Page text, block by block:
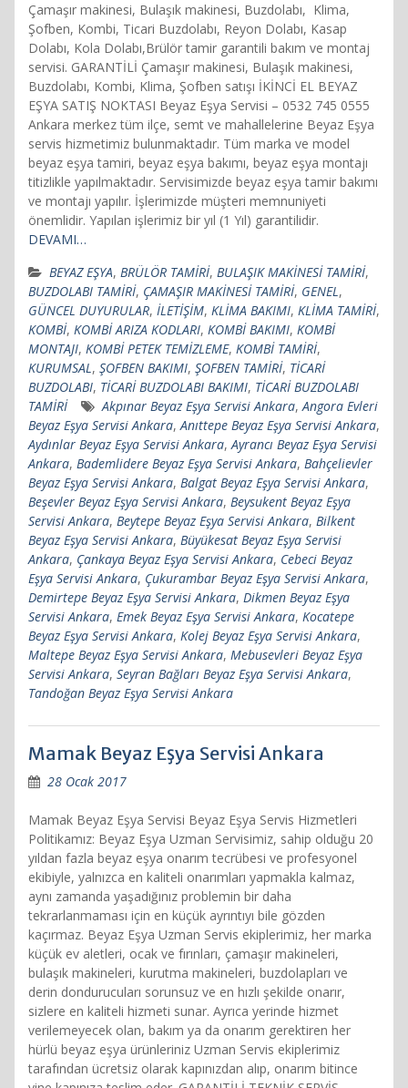
Çamaşır makinesi, Bulaşık makinesi, Buzdolabı, Klima,
Şofben, Kombi, Ticari Buzdolabı, Reyon Dolabı, Kasap
Dolabı, Kola Dolabı,Brülör tamir garantili bakım ve montaj
servisi. GARANTİLİ Çamaşır makinesi, Bulaşık makinesi,
Buzdolabı, Kombi, Klima, Şofben satışı İKİNCİ EL BEYAZ
EŞYA SATIŞ NOKTASI Beyaz Eşya Servisi – 0532 745 0555
Ankara merkez tüm ilçe, semt ve mahallelerine Beyaz Eşya
servis hizmetimiz bulunmaktadır. Tüm marka ve model
beyaz eşya tamiri, beyaz eşya bakımı, beyaz eşya montajı
titizlikle yapılmaktadır. Servisimizde beyaz eşya tamir bakımı
ve montajı yapılır. İşlerimizde müşteri memnuniyeti
önemlidir. Yapılan işlerimiz bir yıl (1 Yıl) garantilidir.
DEVAMI…
BEYAZ EŞYA, BRÜLÖR TAMİRİ, BULAŞIK MAKİNESİ TAMİRİ,
BUZDOLABI TAMİRİ, ÇAMAŞIR MAKİNESİ TAMİRİ, GENEL,
GÜNCEL DUYURULAR, İLETİŞİM, KLİMA BAKIMI, KLİMA TAMİRİ,
KOMBİ, KOMBİ ARIZA KODLARI, KOMBİ BAKIMI, KOMBİ
MONTAJI, KOMBİ PETEK TEMİZLEME, KOMBİ TAMİRİ,
KURUMSAL, ŞOFBEN BAKIMI, ŞOFBEN TAMİRİ, TİCARİ
BUZDOLABI, TİCARİ BUZDOLABI BAKIMI, TİCARİ BUZDOLABI
TAMİRİ
Akpınar Beyaz Eşya Servisi Ankara,Angora Evleri
Beyaz Eşya Servisi Ankara,Anıttepe Beyaz Eşya Servisi Ankara,
Aydınlar Beyaz Eşya Servisi Ankara,Ayrancı Beyaz Eşya Servisi
Ankara, Bademlidere Beyaz Eşya Servisi Ankara, Bahçelievler
Beyaz Eşya Servisi Ankara, Balgat Beyaz Eşya Servisi Ankara,
Beşevler Beyaz Eşya Servisi Ankara, Beysukent Beyaz Eşya
Servisi Ankara, Beytepe Beyaz Eşya Servisi Ankara, Bilkent
Beyaz Eşya Servisi Ankara, Büyükesat Beyaz Eşya Servisi
Ankara, Çankaya Beyaz Eşya Servisi Ankara, Cebeci Beyaz
Eşya Servisi Ankara, Çukurambar Beyaz Eşya Servisi Ankara,
Demirtepe Beyaz Eşya Servisi Ankara, Dikmen Beyaz Eşya
Servisi Ankara, Emek Beyaz Eşya Servisi Ankara, Kocatepe
Beyaz Eşya Servisi Ankara, Kolej Beyaz Eşya Servisi Ankara,
Maltepe Beyaz Eşya Servisi Ankara, Mebusevleri Beyaz Eşya
Servisi Ankara, Seyran Bağları Beyaz Eşya Servisi Ankara,
Tandoğan Beyaz Eşya Servisi Ankara
Mamak Beyaz Eşya Servisi Ankara
28 Ocak 2017
Mamak Beyaz Eşya Servisi Beyaz Eşya Servis Hizmetleri
Politikamız: Beyaz Eşya Uzman Servisimiz, sahip olduğu 20
yıldan fazla beyaz eşya onarım tecrübesi ve profesyonel
ekibiyle, yalnızca en kaliteli onarımları yapmakla kalmaz,
aynı zamanda yaşadığınız problemin bir daha
tekrarlanmaması için en küçük ayrıntıyı bile gözden
kaçırmaz. Beyaz Eşya Uzman Servis ekiplerimiz, her marka
küçük ev aletleri, ocak ve fırınları, çamaşır makineleri,
bulaşık makineleri, kurutma makineleri, buzdolapları ve
derin dondurucuları sorunsuz ve en hızlı şekilde onarır,
sizlere en kaliteli hizmeti sunar. Ayrıca yerinde hizmet
verilemeyecek olan, bakım ya da onarım gerektiren her
hürlü beyaz eşya ürünleriniz Uzman Servis ekiplerimiz
tarafından ücretsiz olarak kapınızdan alıp, onarım bitince